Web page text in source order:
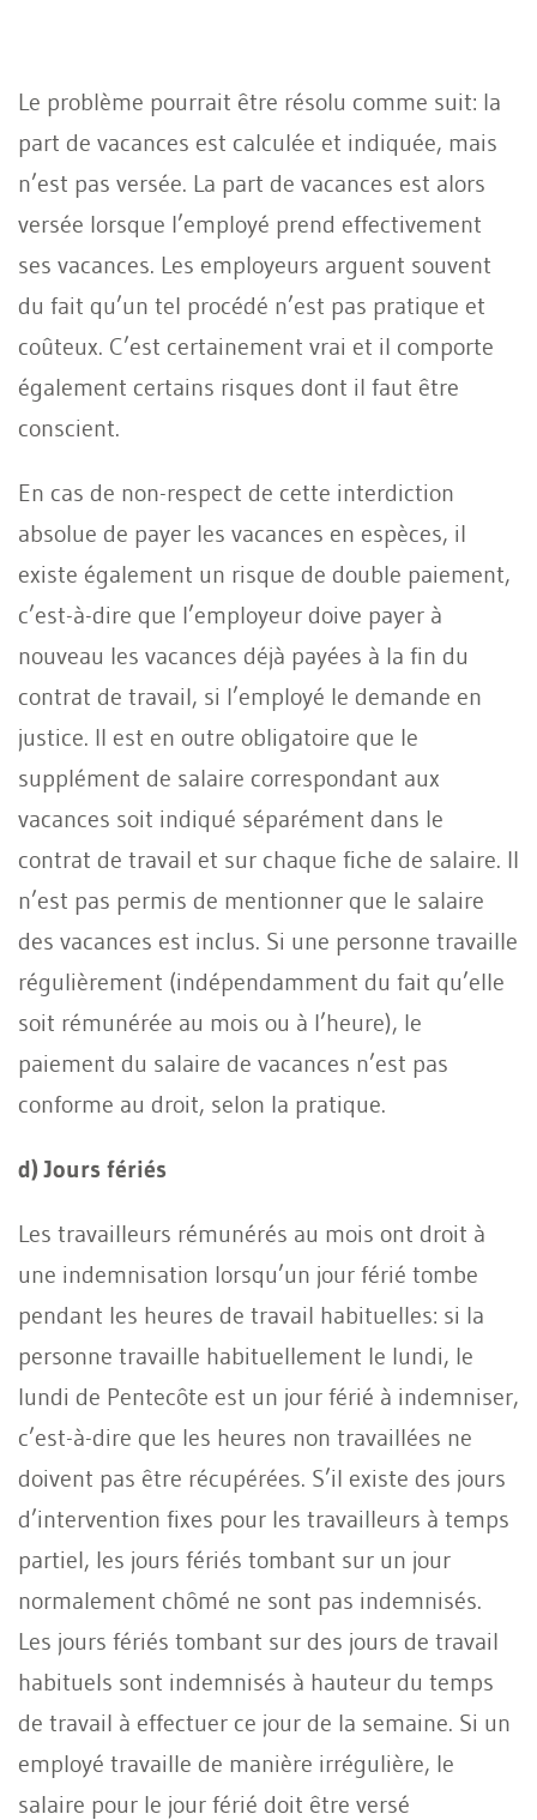
Le problème pourrait être résolu comme suit: la
part de vacances est calculée et indiquée, mais
n’est pas versée. La part de vacances est alors
versée lorsque l’employé prend effectivement
ses vacances. Les employeurs arguent souvent
du fait qu’un tel procédé n’est pas pratique et
coûteux. C’est certainement vrai et il comporte
également certains risques dont il faut être
conscient.
En cas de non-respect de cette interdiction
absolue de payer les vacances en espèces, il
existe également un risque de double paiement,
c’est-à-dire que l’employeur doive payer à
nouveau les vacances déjà payées à la fin du
contrat de travail, si l’employé le demande en
justice. Il est en outre obligatoire que le
supplément de salaire correspondant aux
vacances soit indiqué séparément dans le
contrat de travail et sur chaque fiche de salaire. Il
n’est pas permis de mentionner que le salaire
des vacances est inclus. Si une personne travaille
régulièrement (indépendamment du fait qu’elle
soit rémunérée au mois ou à l’heure), le
paiement du salaire de vacances n’est pas
conforme au droit, selon la pratique.
d) Jours fériés
Les travailleurs rémunérés au mois ont droit à
une indemnisation lorsqu’un jour férié tombe
pendant les heures de travail habituelles: si la
personne travaille habituellement le lundi, le
lundi de Pentecôte est un jour férié à indemniser,
c’est-à-dire que les heures non travaillées ne
doivent pas être récupérées. S’il existe des jours
d’intervention fixes pour les travailleurs à temps
partiel, les jours fériés tombant sur un jour
normalement chômé ne sont pas indemnisés.
Les jours fériés tombant sur des jours de travail
habituels sont indemnisés à hauteur du temps
de travail à effectuer ce jour de la semaine. Si un
employé travaille de manière irrégulière, le
salaire pour le jour férié doit être versé